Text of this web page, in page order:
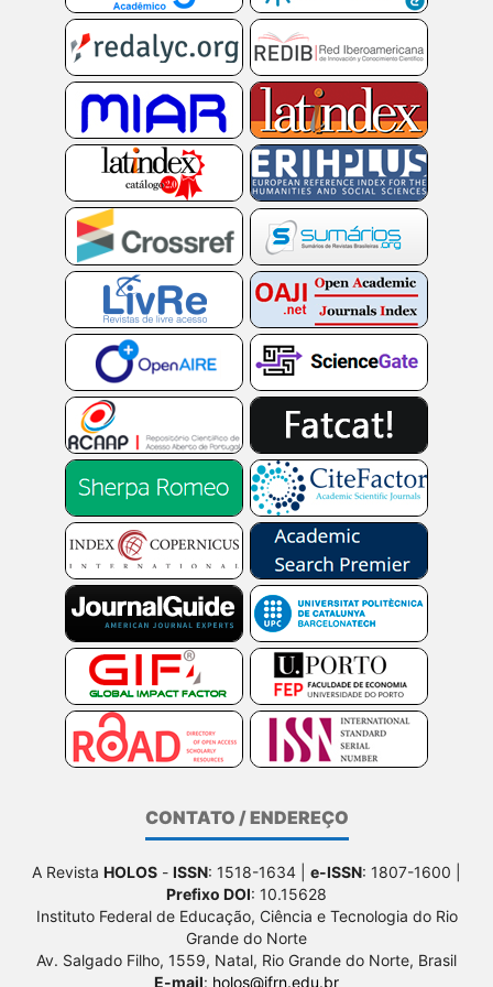
CONTATO / ENDEREÇO
A Revista HOLOS - ISSN: 1518-1634 | e-ISSN: 1807-1600 |
Prefixo DOI: 10.15628
Instituto Federal de Educação, Ciência e Tecnologia do Rio
Grande do Norte
Av. Salgado Filho, 1559, Natal, Rio Grande do Norte, Brasil
E-mail: holos@ifrn.edu.br